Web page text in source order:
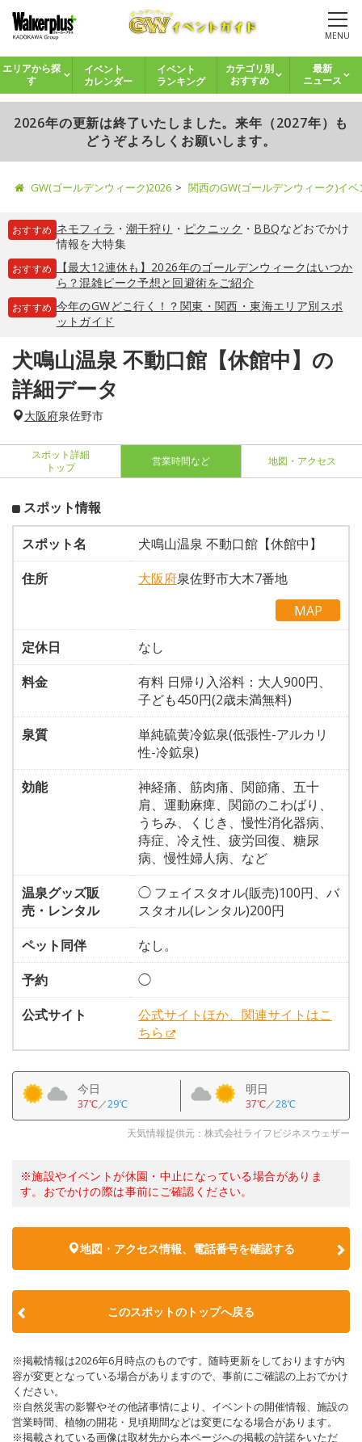
MENU
エリアから探
す
イベント
カレンダー
イベント
ランキング
カテゴリ別
おすすめ
最新
ニュース
2026年の更新は終了いたしました。来年（2027年）も
どうぞよろしくお願いします。
GW(ゴールデンウィーク)2026 関西のGW(ゴールデンウィーク)イ
おすすめ ネモフィラ ・ 潮干狩り ・ ピクニック ・ BBQなどおでかけ
情報を大特集
おすすめ
【最大12連休も】2026年のゴールデンウィークはいつか
ら？混雑ピーク予想と回避術をご紹介
おすすめ 今年のGWどこ行く！？関東・関西・東海エリア別スポ
ットガイド
犬鳴山温泉 不動口館【休館中】の
詳細データ
大阪府泉佐野市
スポット詳細
トップ
営業時間など 地図・アクセス
スポット情報
スポット名
犬鳴山温泉 不動口館【休館中】
住所
大阪府泉佐野市大木7番地
MAP
定休日
なし
料金
有料 日帰り入浴料：大人900円、
子ども450円(2歳未満無料)
泉質
単純硫黄冷鉱泉(低張性-アルカリ
性-冷鉱泉)
効能
神経痛、筋肉痛、関節痛、五十
肩、運動麻痺、関節のこわばり、
うちみ、くじき、慢性消化器病、
痔症、冷え性、疲労回復、糖尿
病、慢性婦人病、など
温泉グッズ販
売・レンタル
◯ フェイスタオル(販売)100円、バ
スタオル(レンタル)200円
ペット同伴
なし。
予約
◯
公式サイト
公式サイトほか、関連サイトはこ
ちら
今日
37℃／29℃
明日
37℃／28℃
天気情報提供元：株式会社ライフビジネスウェザー
※施設やイベントが休園・中止になっている場合がありま
す。おでかけの際は事前にご確認ください。
地図・アクセス情報、電話番号を確認する
このスポットのトップへ戻る
※掲載情報は2026年6月時点のものです。随時更新をしておりますが内
容が変更となっている場合がありますので、事前にご確認の上おでかけ
ください。
※自然災害の影響やその他諸事情により、イベントの開催情報、施設の
営業時間、植物の開花・見頃期間などは変更になる場合があります。
※掲載されている画像は取材先から本ページへの掲載の許諾をいただ